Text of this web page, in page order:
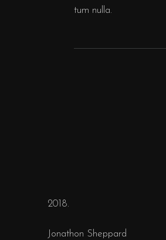
tum nulla.
2018.
Jonathon Sheppard